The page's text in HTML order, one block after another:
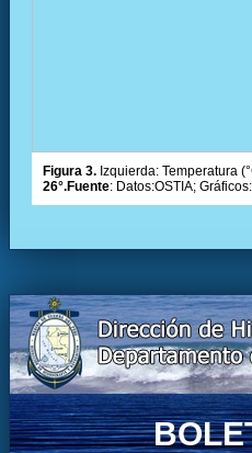
Figura 3. Izquierda: Temperatura
26°.Fuente: Datos:OSTIA;